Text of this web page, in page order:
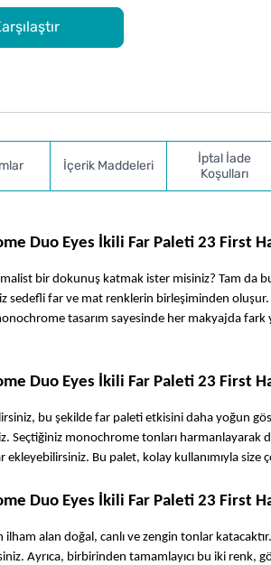
İçerik Maddeleri
İptal İade
Koşulları
Duo Eyes İkili Far Paleti 23 First
bir dokunuş katmak ister misiniz? Tam da
sedefli far ve mat renklerin birleşiminden
tasarım sayesinde her makyajda
Duo Eyes İkili Far Paleti 23 First
bu şekilde far paleti etkisini daha yoğun
Seçtiğiniz monochrome tonları
Bu palet, kolay kullanımıyla size
Duo Eyes İkili Far Paleti 23 First
ilham alan doğal, canlı ve zengin tonlar
Ayrıca, birbirinden tamamlayıcı bu iki renk,